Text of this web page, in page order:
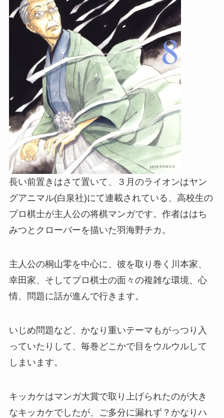
長い前置きはさて置いて、３月のライオンはヤン
グアニマル(白泉社)にて連載されている、高校生の
プロ棋士が主人公の将棋マンガです。作者ははち
みつとクローバーを描いた羽海野チカ。
主人公の桐山零を中心に、彼を取り巻く川本家、
幸田家、そしてプロ棋士の面々の複雑な環境、心
情、問題に話が進んで行きます。
いじめ問題など、かなり重いテーマもがっつり入
っていたりして、毎巻どこかで目をウルウルして
しまいます。
キッカケはマンガ大賞で取り上げられたのが大き
なキッカケでしたが、ご多分に漏れず？かなりハ